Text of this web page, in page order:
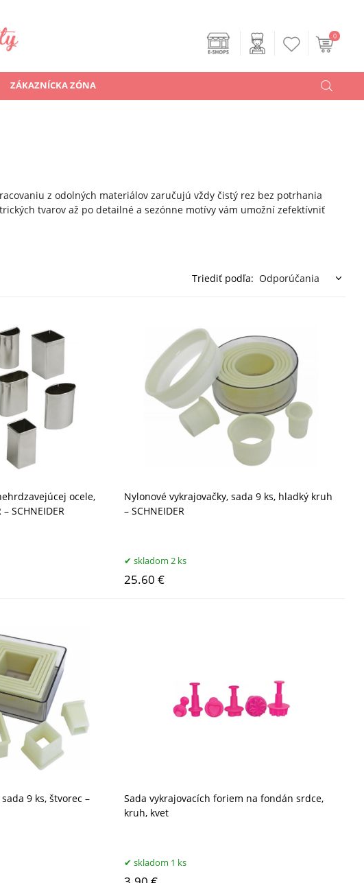
ZÁKAZNÍCKA ZÓNA
0
z odolných materiálov zaručujú vždy čistý rez bez potrhania
tvarov až po detailné a sezónne motívy vám umožní zefektívniť
Triediť podľa:
ocele,
SCHNEIDER
Nylonové vykrajovačky, sada 9 ks, hladký kruh
– SCHNEIDER
skladom 2 ks
25.60 €
9 ks, štvorec –
Sada vykrajovacích foriem na fondán srdce,
kruh, kvet
skladom 1 ks